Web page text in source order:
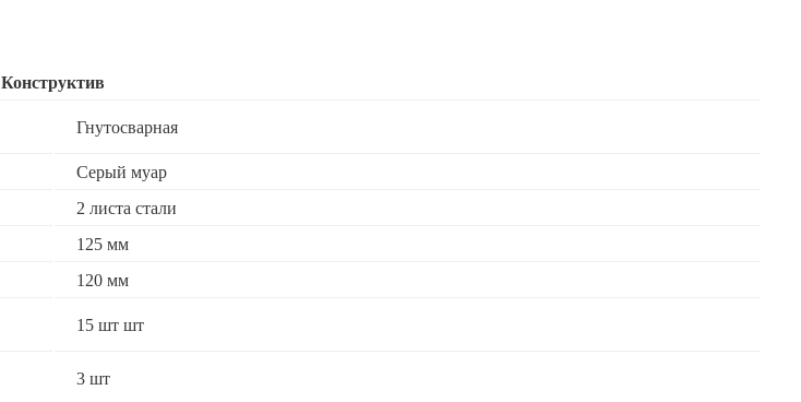
Конструктив
Гнутосварная
Серый муар
2 листа стали
125 мм
120 мм
15 шт шт
3 шт